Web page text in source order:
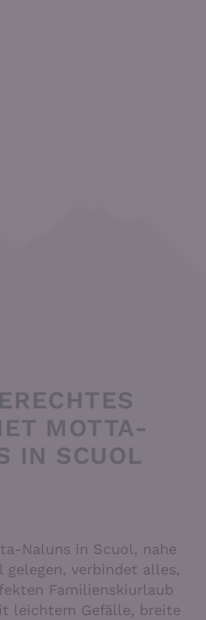
MOTTA-
IN SCUOL
Naluns in Scuol, nahe
gelegen, verbindet alles,
Familienskiurlaub
leichtem Gefälle, breite